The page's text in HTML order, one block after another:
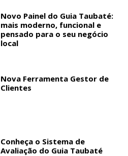
Novo Painel do Guia Taubaté:
mais moderno, funcional e
pensado para o seu negócio
local
Nova Ferramenta Gestor de
Clientes
Conheça o Sistema de
Avaliação do Guia Taubaté